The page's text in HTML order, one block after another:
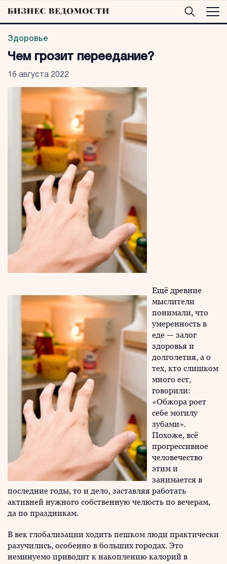
Здоровье
Чем грозит переедание?
16 августа 2022
Ещё древние
мыслители
понимали, что
умеренность в
еде — залог
здоровья и
долголетия, а о
тех, кто слишком
много ест,
говорили:
«Обжора роет
себе могилу
зубами».
Похоже, всё
прогрессивное
человечество
этим и
занимается в
последние годы, то и дело, заставляя работать
активней нужного собственную челюсть по вечерам,
да по праздникам.
В век глобализации ходить пешком люди практически
разучились, особенно в больших городах. Это
неминуемо приводит к накоплению калорий в